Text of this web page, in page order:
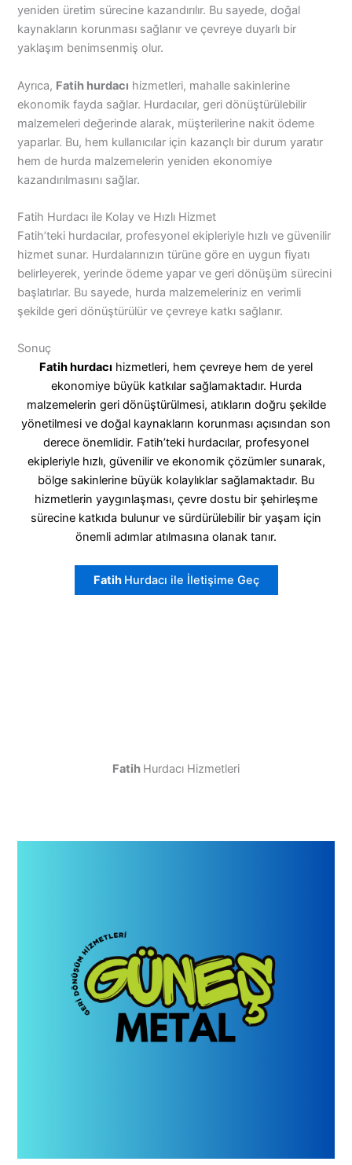
yeniden üretim sürecine kazandırılır. Bu sayede, doğal
kaynakların korunması sağlanır ve çevreye duyarlı bir
yaklaşım benimsenmiş olur.
Ayrıca, Fatih hurdacı hizmetleri, mahalle sakinlerine
ekonomik fayda sağlar. Hurdacılar, geri dönüştürülebilir
malzemeleri değerinde alarak, müşterilerine nakit ödeme
yaparlar. Bu, hem kullanıcılar için kazançlı bir durum yaratır
hem de hurda malzemelerin yeniden ekonomiye
kazandırılmasını sağlar.
Fatih Hurdacı ile Kolay ve Hızlı Hizmet
Fatih’teki hurdacılar, profesyonel ekipleriyle hızlı ve güvenilir
hizmet sunar. Hurdalarınızın türüne göre en uygun fiyatı
belirleyerek, yerinde ödeme yapar ve geri dönüşüm sürecini
başlatırlar. Bu sayede, hurda malzemeleriniz en verimli
şekilde geri dönüştürülür ve çevreye katkı sağlanır.
Sonuç
Fatih hurdacı hizmetleri, hem çevreye hem de yerel
ekonomiye büyük katkılar sağlamaktadır. Hurda
malzemelerin geri dönüştürülmesi, atıkların doğru şekilde
yönetilmesi ve doğal kaynakların korunması açısından son
derece önemlidir. Fatih’teki hurdacılar, profesyonel
ekipleriyle hızlı, güvenilir ve ekonomik çözümler sunarak,
bölge sakinlerine büyük kolaylıklar sağlamaktadır. Bu
hizmetlerin yaygınlaşması, çevre dostu bir şehirleşme
sürecine katkıda bulunur ve sürdürülebilir bir yaşam için
önemli adımlar atılmasına olanak tanır.
Fatih Hurdacı ile İletişime Geç
Fatih Hurdacı Hizmetleri